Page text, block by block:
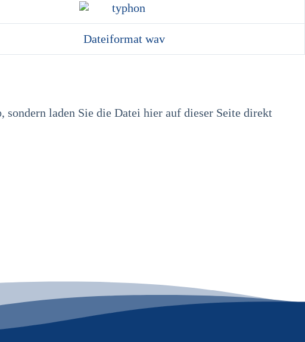
Dateiformat wav
laden Sie die Datei hier auf dieser Seite direkt